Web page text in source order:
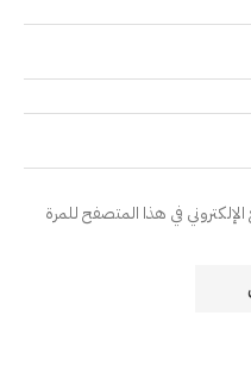
في هذا المتصفح للمرة